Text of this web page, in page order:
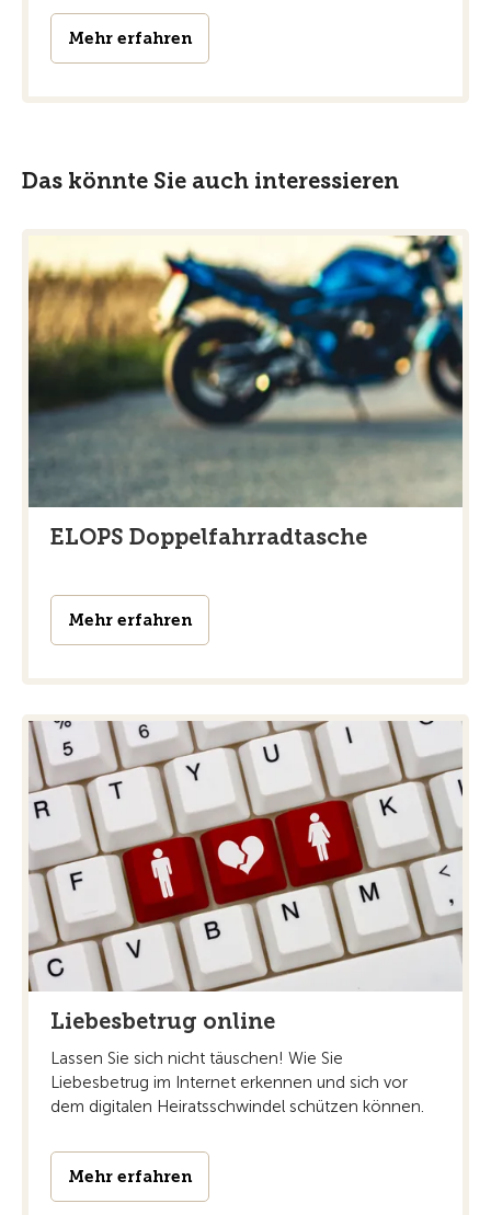
Mehr erfahren
Das könnte Sie auch interessieren
ELOPS Doppelfahrradtasche
Mehr erfahren
Liebesbetrug online
Lassen Sie sich nicht täuschen! Wie Sie
Liebesbetrug im Internet erkennen und sich vor
dem digitalen Heiratsschwindel schützen können.
Mehr erfahren